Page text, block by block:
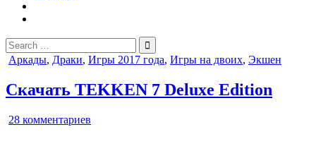
Search
for:
Posted
Аркады, Драки, Игры 2017 года, Игры на двоих, Экшен
Скачать TEKKEN 7 Deluxe Edition
28 комментариев